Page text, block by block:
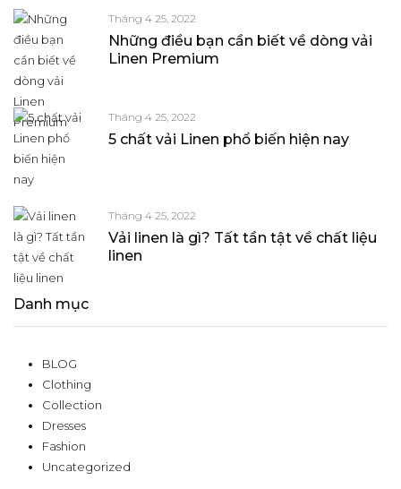
Tháng 4 25, 2022
Những điều bạn cần biết về dòng vải
Linen Premium
Tháng 4 25, 2022
5 chất vải Linen phổ biến hiện nay
Tháng 4 25, 2022
Vải linen là gì? Tất tần tật về chất liệu
linen
Danh mục
BLOG
Clothing
Collection
Dresses
Fashion
Uncategorized